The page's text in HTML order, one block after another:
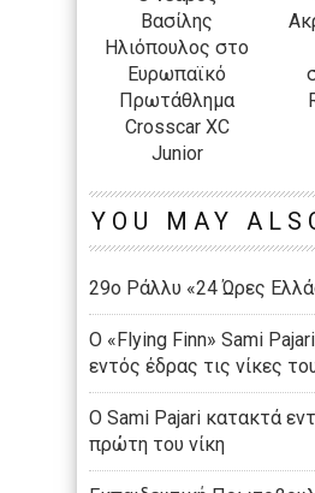
Βασίλης
Ηλιόπουλος στο
Ευρωπαϊκό
Πρωτάθλημα
Crosscar XC
Junior
YOU MAY
29ο Ράλλυ «24 Ώρες
Ο «Flying Finn» Sami
εντός έδρας τις νίκες
Ο Sami Pajari κατακτά
πρώτη του νίκη